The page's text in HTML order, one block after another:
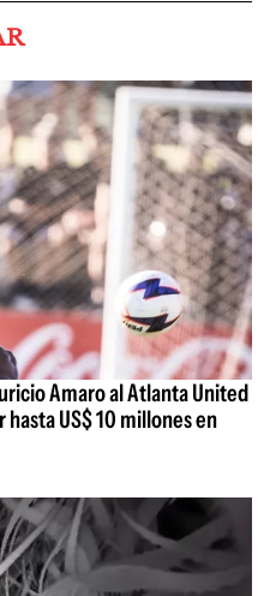
Amaro al Atlanta United
hasta US$ 10 millones en